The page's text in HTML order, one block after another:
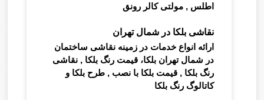
اطلس , مولتی کالر رونق
نقاشی بلکا در شمال تهران
ارائه انواع خدمات در زمینه نقاشی ساختمان
در شمال تهران بلکا، قیمت رنگ بلکا , نقاشی
رنگ بلکا , قیمت بلکا با نصب , طرح بلکا و
کاتالوگ رنگ بلکا